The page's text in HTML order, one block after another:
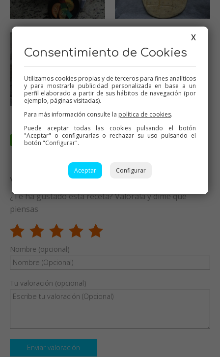
Valora esta receta
¿Te ha gustado esta receta? Valórala y dime qué
piensas
Nombre (opcional)
Tu valoración (opcional)
Enviar valoración
X
Consentimiento de Cookies
Utilizamos cookies propias y de terceros para fines analíticos
y para mostrarle publicidad personalizada en base a un
perfil elaborado a partir de sus hábitos de navegación (por
ejemplo, páginas visitadas).
Para más información consulte la política de cookies.
Puede aceptar todas las cookies pulsando el botón
"Aceptar" o configurarlas o rechazar su uso pulsando el
botón "Configurar".
Aceptar Configurar